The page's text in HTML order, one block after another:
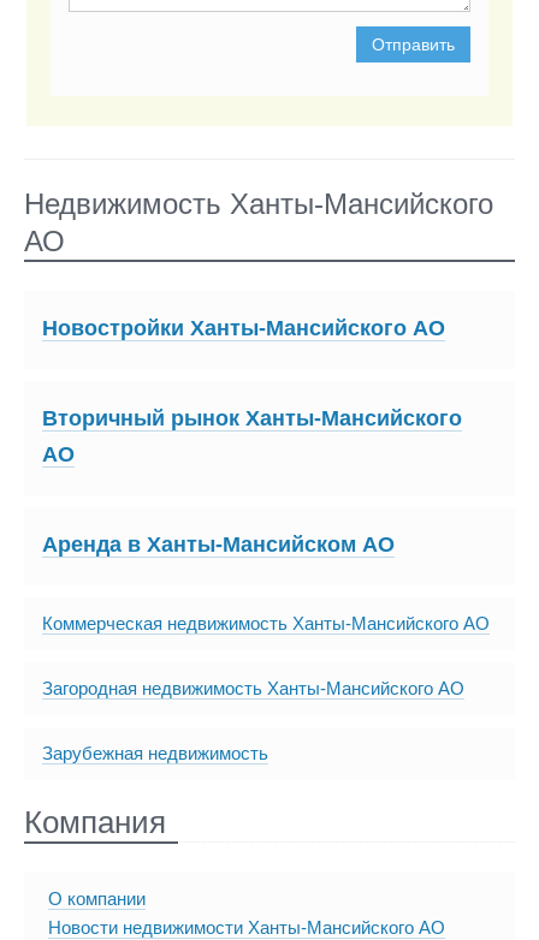
Отправить
Недвижимость Ханты-Мансийского
АО
Новостройки Ханты-Мансийского АО
Вторичный рынок Ханты-Мансийского
АО
Аренда в Ханты-Мансийском АО
Коммерческая недвижимость Ханты-Мансийского АО
Загородная недвижимость Ханты-Мансийского АО
Зарубежная недвижимость
Компания
О компании
Новости недвижимости Ханты-Мансийского АО